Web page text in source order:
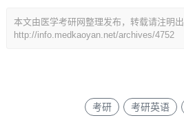
本文由医学考研网整理发布，转载请注明
http://info.medkaoyan.net/archives/4752
考研 考研英语